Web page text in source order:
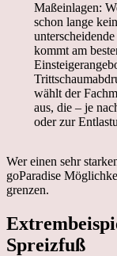
Maßeinlagen:
schon lange
kommt am
wählt der
aus, die – je
oder zur
Wer einen sehr
goParadise
grenzen.
Spreizfuß